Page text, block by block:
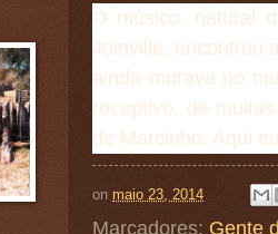
O músico, natural
Joinville, encontrou
ainda morava no
receptivo, de
de Marcinho. Aqui
on maio 23, 2014
Marcadores: Gente